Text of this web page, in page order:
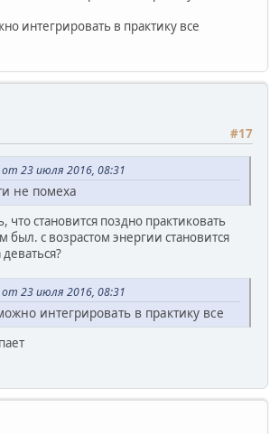
интегрировать в практику все
#17
23 июля 2016, 08:31
не помеха
что становится поздно практиковать
был. с возрастом энергии становится
23 июля 2016, 08:31
интегрировать в практику все